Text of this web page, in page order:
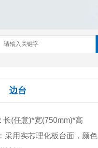
边台
长(任意)*宽(750mm)*高
采用实芯理化板台面，颜色